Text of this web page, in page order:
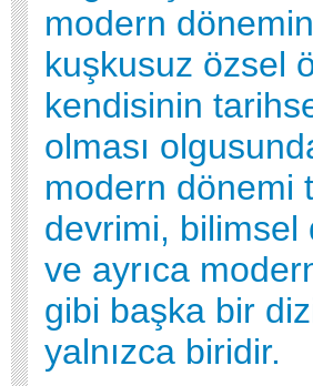
modern
kuşkusuz özsel
kendisinin
olması
modern dönemi
devrimi, bilimsel
ve ayrıca
gibi başka bir
yalnızca biridir.